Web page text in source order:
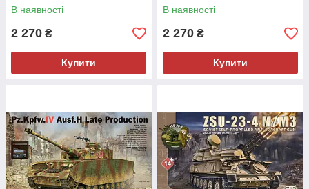
В наявності
2 270 ₴
Купити
В наявності
2 270 ₴
Купити